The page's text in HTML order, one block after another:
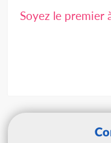
Soyez le premier